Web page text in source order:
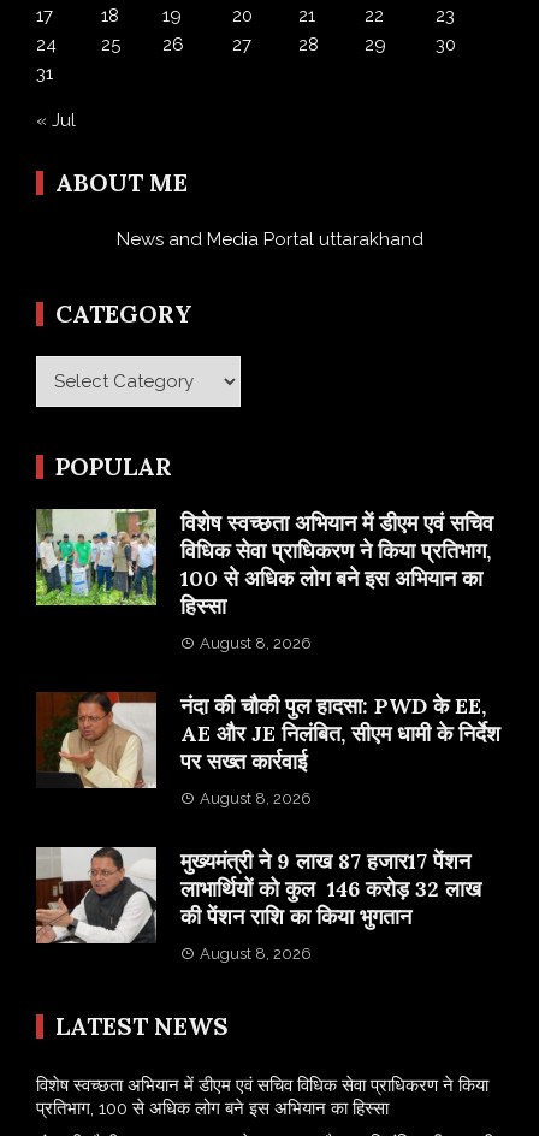
17
18 19 20 21 22
23
24
25 26 27 28 29
30
31
« Jul
ABOUT ME
News and Media Portal uttarakhand
CATEGORY
Category
POPULAR
विशेष स्वच्छता अभियान में डीएम एवं सचिव
विधिक सेवा प्राधिकरण ने किया प्रतिभाग,
100 से अधिक लोग बने इस अभियान का
हिस्सा
August 8, 2026
नंदा की चौकी पुल हादसा: PWD के EE,
AE और JE निलंबित, सीएम धामी के निर्देश
पर सख्त कार्रवाई
August 8, 2026
मुख्यमंत्री ने 9 लाख 87 हजार17 पेंशन
लाभार्थियों को कुल 146 करोड़ 32 लाख
की पेंशन राशि का किया भुगतान
August 8, 2026
LATEST NEWS
विशेष स्वच्छता अभियान में डीएम एवं सचिव विधिक सेवा प्राधिकरण ने किया
प्रतिभाग, 100 से अधिक लोग बने इस अभियान का हिस्सा